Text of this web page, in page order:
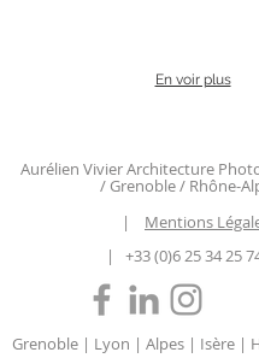
En voir plus
Aurélien Vivier Architecture
/ Grenoble / Rhône-
| Mentions
| +33 (0)6 25 34 25
Grenoble | Lyon | Alpes | Isère |